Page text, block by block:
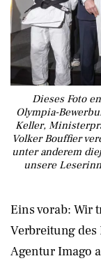
Dieses Foto
Olympia-
Keller,
Volker Bouffier
unter anderem
unsere
Eins vorab: Wir
Verbreitung des
Agentur Imago